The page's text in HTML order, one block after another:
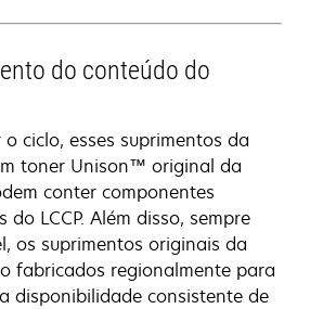
do conteúdo do
o ciclo, esses suprimentos da
toner Unison™ original da
conter componentes
do LCCP. Além disso, sempre
os suprimentos originais da
fabricados regionalmente para
disponibilidade consistente de